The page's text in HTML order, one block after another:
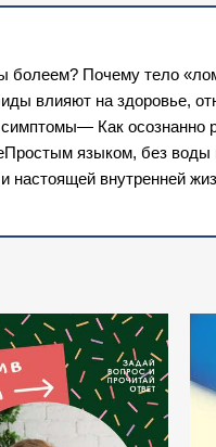
болеем? Почему тело
влияют на здоровье,
Как осознанно
языком, без воды
настоящей внутренней